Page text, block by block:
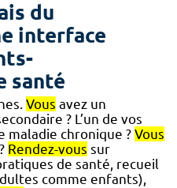
du
interface
santé
Vous avez un
? L’un de vos
chronique ? Vous
Rendez-vous sur
de santé, recueil
comme enfants),